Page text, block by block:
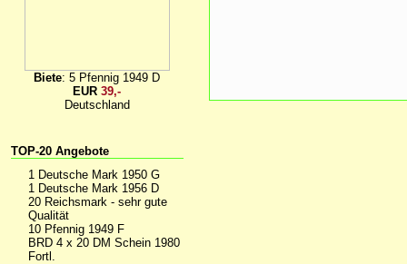
Biete: 5 Pfennig 1949 D
EUR 39,-
Deutschland
TOP-20 Angebote
1 Deutsche Mark 1950 G
1 Deutsche Mark 1956 D
20 Reichsmark - sehr gute
Qualität
10 Pfennig 1949 F
BRD 4 x 20 DM Schein 1980
Fortl.